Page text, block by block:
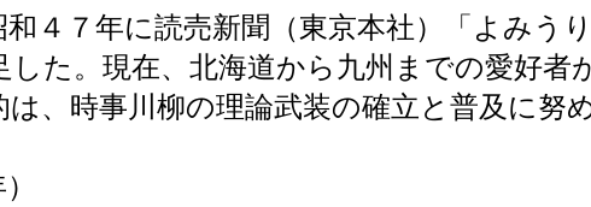
４７年に読売新聞（東京本社）「よみう
た。現在、北海道から九州までの愛好者
、時事川柳の理論武装の確立と普及に努